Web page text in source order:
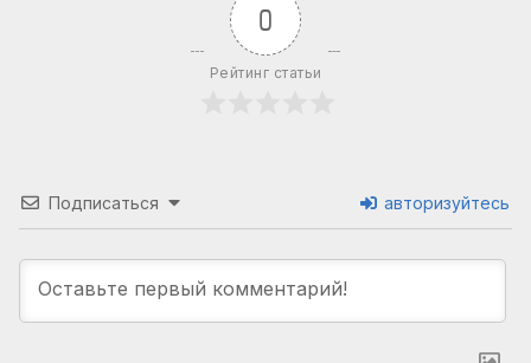
0
Рейтинг статьи
Подписаться авторизуйтесь